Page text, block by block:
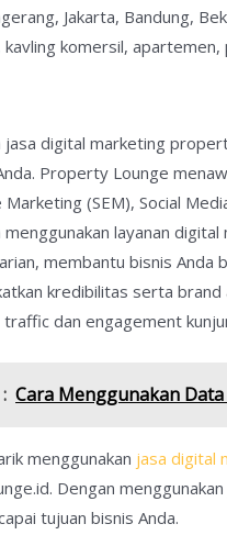
Jakarta, Bandung,
komersil,
jasa digital marketing
Property Lounge
Marketing (SEM), Social
menggunakan layanan
membantu bisnis Anda
kredibilitas serta
dan engagement
Cara Menggunakan
menggunakan jasa digital
Dengan
tujuan bisnis Anda.